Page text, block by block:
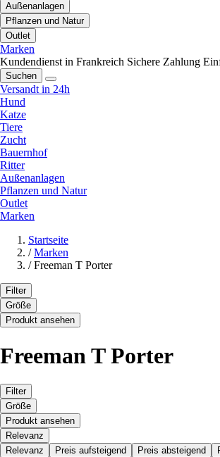
Außenanlagen
Pflanzen und Natur
Outlet
Marken
Kundendienst in Frankreich Sichere Zahlung
Suchen
Versandt in 24h
Hund
Katze
Tiere
Zucht
Bauernhof
Ritter
Außenanlagen
Pflanzen und Natur
Outlet
Marken
Startseite
/ Marken
/ Freeman T Porter
Filter
Größe
Produkt ansehen
Freeman T Porter
Filter
Größe
Produkt ansehen
Relevanz
Relevanz
Preis aufsteigend Preis absteigend